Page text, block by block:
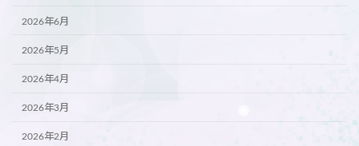
2026年6月
2026年5月
2026年4月
2026年3月
2026年2月